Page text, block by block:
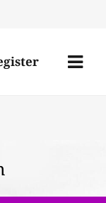
Menü